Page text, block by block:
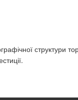
структури